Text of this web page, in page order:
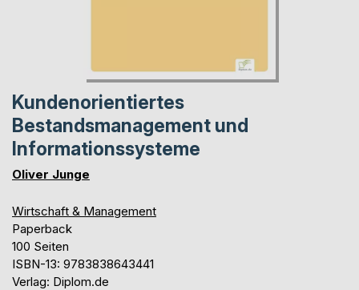
Kundenorientiertes
Bestandsmanagement und
Informationssysteme
Oliver Junge
Wirtschaft & Management
Paperback
100 Seiten
ISBN-13: 9783838643441
Verlag: Diplom.de